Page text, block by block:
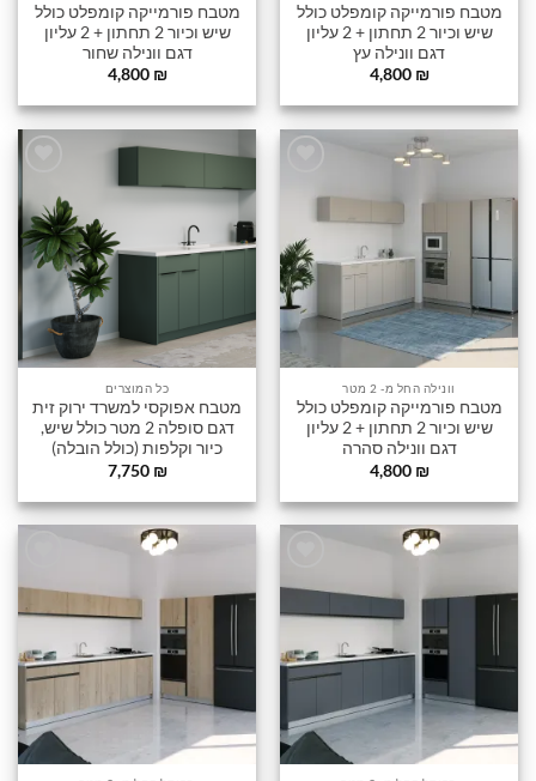
מטבח פורמייקה קומפלט כולל
שיש וכיור 2 תחתון + 2 עליון
דגם וונילה עץ
4,800 ₪
מטבח פורמייקה קומפלט כולל
שיש וכיור 2 תחתון + 2 עליון
דגם וונילה שחור
4,800 ₪
וונילה החל מ- 2 מטר
מטבח פורמייקה קומפלט כולל
שיש וכיור 2 תחתון + 2 עליון
דגם וונילה סהרה
4,800 ₪
לרשימה
שלי
כל המוצרים
מטבח אפוקסי למשרד ירוק זית
דגם סופלה 2 מטר כולל שיש,
כיור וקלפות (כולל הובלה)
7,750 ₪
הוסף
שלי
הוסף
שלי